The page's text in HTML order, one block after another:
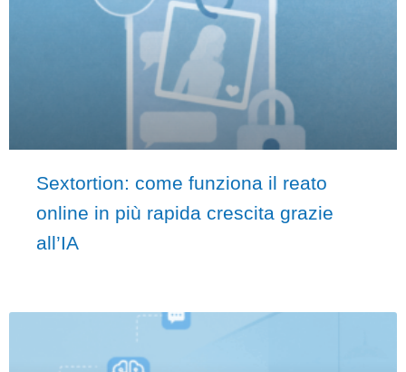
Sextortion: come funziona il reato
online in più rapida crescita grazie
all’IA